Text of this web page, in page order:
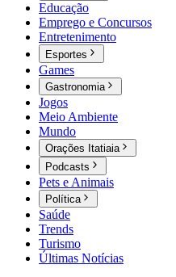
Educação
Emprego e Concursos
Entretenimento
Esportes
Games
Gastronomia
Jogos
Meio Ambiente
Mundo
Orações Itatiaia
Podcasts
Pets e Animais
Política
Saúde
Trends
Turismo
Últimas Notícias